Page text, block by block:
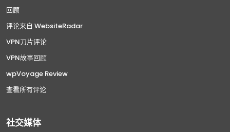
回顾
评论来自 WebsiteRadar
VPN刀片评论
VPN故事回顾
wpVoyage Review
查看所有评论
社交媒体